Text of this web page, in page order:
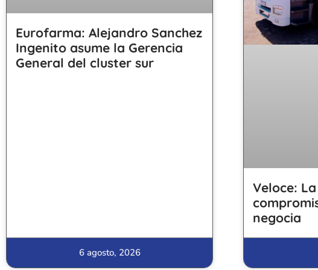
Eurofarma: Alejandro Sanchez
Ingenito asume la Gerencia
General del cluster sur
6 agosto, 2026
Veloce:
negocia